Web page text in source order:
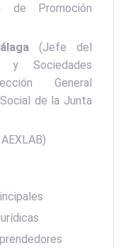
de Promoción
(Jefe del
y Sociedades
General
Social de la Junta